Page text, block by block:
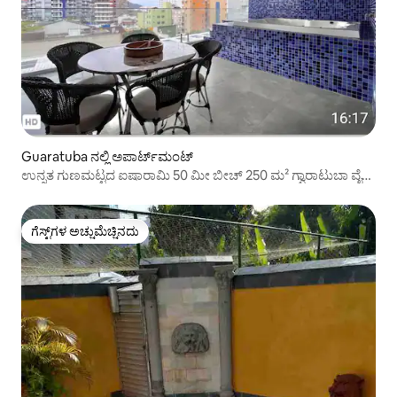
Guaratuba ನಲ್ಲಿ ಅಪಾರ್ಟ್‌ಮಂಟ್
ಉನ್ನತ ಗುಣಮಟ್ಟದ ಐಷಾರಾಮಿ 50 ಮೀ ಬೀಚ್ 250 ಮ² ಗ್ವಾರಾಟುಬಾ ವೈ-
ಗೆಸ್ಟ್‌ಗಳ ಅಚ್ಚುಮೆಚ್ಚಿನದು
ಗೆಸ್ಟ್‌ಗಳ ಅಚ್ಚುಮೆಚ್ಚಿನದು